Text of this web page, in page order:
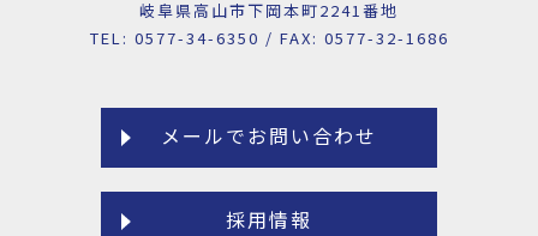
岐阜県高山市下岡本町2241番地
TEL: 0577-34-6350 / FAX: 0577-32-1686
メールでお問い合わせ
採用情報